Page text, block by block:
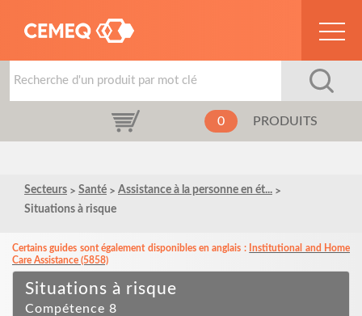
0 PRODUITS
Secteurs Santé
Assistance à la personne en ét...
Situations à risque
Certains guides sont également disponibles en anglais : Institutional and Home
Care Assistance (5858)
Situations à risque
Compétence 8